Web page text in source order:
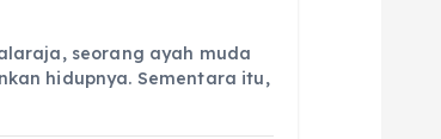
seorang ayah muda
hidupnya. Sementara itu,